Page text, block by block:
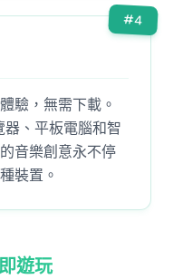
#4
驗，無需下載。
、平板電腦和智
音樂創意永不停
裝置。
遊玩